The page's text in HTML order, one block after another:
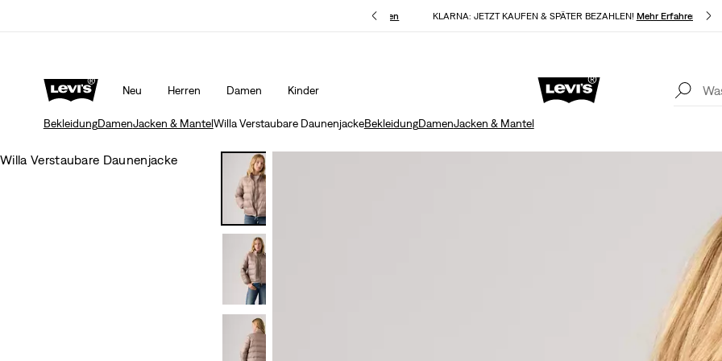
Mehr Erfahren KLARNA: JETZT KAUFEN & SPÄTER BEZAHLEN! Mehr Erfahren
Neu Herren Damen Kinder
Aktualisierte Versand- und Rückgabebedingungen Mehr Erfahren
BekleidungDamenJacken & MantelWilla Verstaubare DaunenjackeBekleidungDamenJacken & Mantel
Willa Verstaubare Daunenjacke